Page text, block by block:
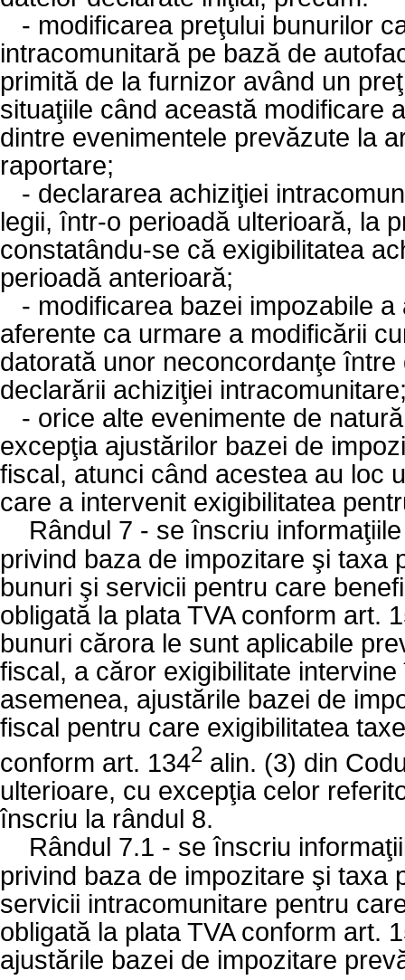
- modificarea preţului bunurilor
intracomunitară pe bază de
primită de la furnizor având un
situaţiile când această modificare
dintre evenimentele prevăzute la
raportare;
- declararea achiziţiei
legii, într-o perioadă ulterioară, la
constatându-se că exigibilitatea
perioadă anterioară;
- modificarea bazei impozabile
aferente ca urmare a modificării
datorată unor neconcordanţe
declarării achiziţiei
- orice alte evenimente de
excepţia ajustărilor bazei de
fiscal, atunci când acestea au loc
care a intervenit exigibilitatea
Rândul 7 - se înscriu
privind baza de impozitare şi taxa
bunuri şi servicii pentru care
obligată la plata TVA conform art.
bunuri cărora le sunt aplicabile
fiscal, a căror exigibilitate
asemenea, ajustările bazei de
fiscal pentru care exigibilitatea
conform art. 1342 alin. (3) din
ulterioare, cu excepţia celor
înscriu la rândul 8.
Rândul 7.1 - se înscriu
privind baza de impozitare şi taxa
servicii intracomunitare pentru
obligată la plata TVA conform art.
ajustările bazei de impozitare